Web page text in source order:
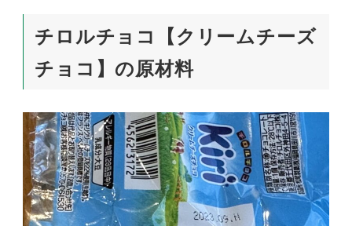
チロルチョコ【クリームチーズ
チョコ】の原材料